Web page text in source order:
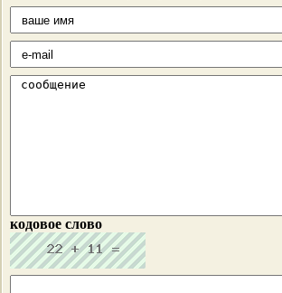
кодовое слово